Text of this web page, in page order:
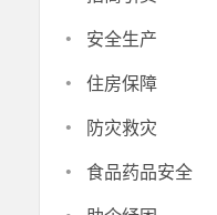
· 安全生产
· 住房保障
· 防灾救灾
· 食品药品安全